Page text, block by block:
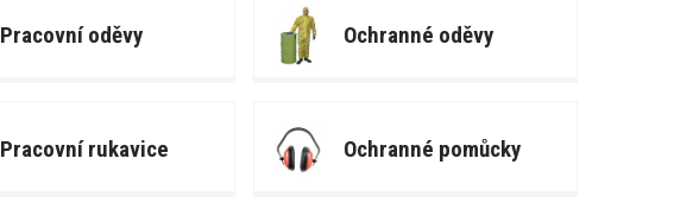
Pracovní oděvy Ochranné oděvy
Pracovní rukavice Ochranné pomůcky